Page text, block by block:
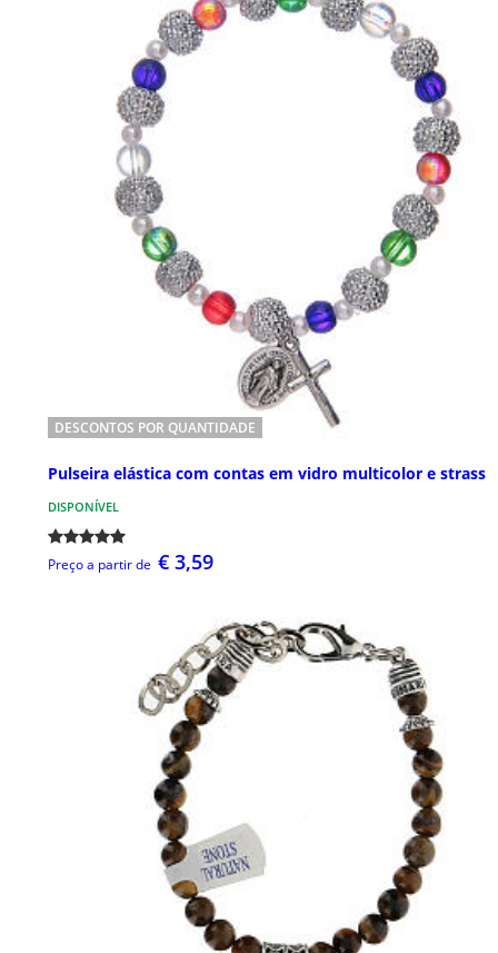
DESCONTOS POR QUANTIDADE
Pulseira elástica com contas em vidro multicolor e strass
DISPONÍVEL
Preço a partir de € 3,59